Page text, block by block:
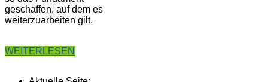
geschaffen, auf dem es
weiterzuarbeiten gilt.
WEITERLESEN